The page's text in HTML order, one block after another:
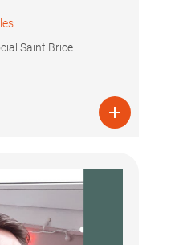
Saint Brice
